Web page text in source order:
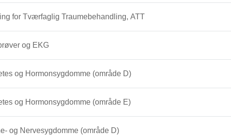
for Tværfaglig Traumebehandling, ATT
og EKG
og Hormonsygdomme (område D)
og Hormonsygdomme (område E)
og Nervesygdomme (område D)